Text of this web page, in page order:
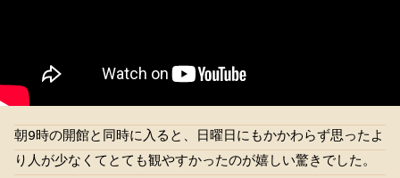
朝9時の開館と同時に入ると、日曜日にもかかわらず思ったよ
り人が少なくてとても観やすかったのが嬉しい驚きでした。